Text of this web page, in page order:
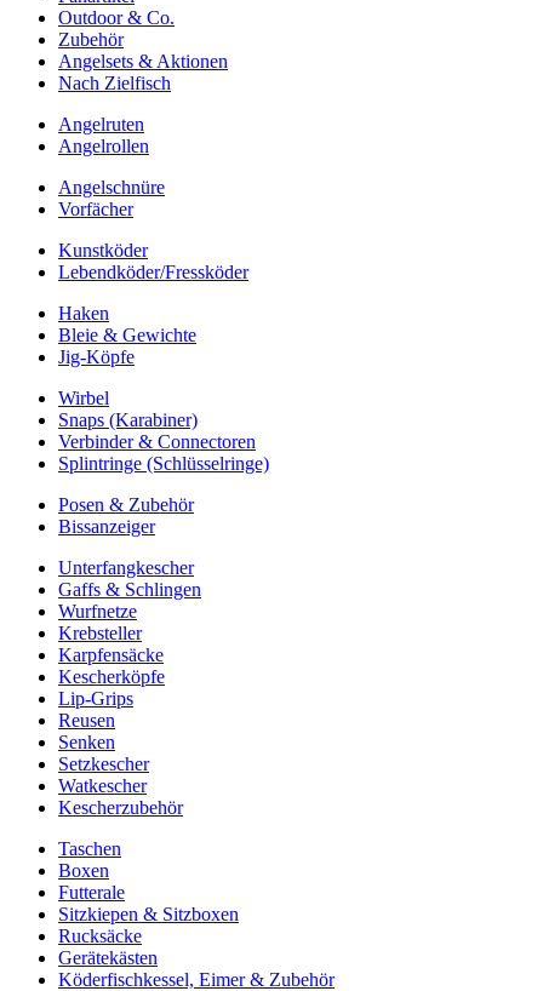
Outdoor & Co.
Zubehör
Angelsets & Aktionen
Nach Zielfisch
Angelruten
Angelrollen
Angelschnüre
Vorfächer
Kunstköder
Lebendköder/Fressköder
Haken
Bleie & Gewichte
Jig-Köpfe
Wirbel
Snaps (Karabiner)
Verbinder & Connectoren
Splintringe (Schlüsselringe)
Posen & Zubehör
Bissanzeiger
Unterfangkescher
Gaffs & Schlingen
Wurfnetze
Krebsteller
Karpfensäcke
Kescherköpfe
Lip-Grips
Reusen
Senken
Setzkescher
Watkescher
Kescherzubehör
Taschen
Boxen
Futterale
Sitzkiepen & Sitzboxen
Rucksäcke
Gerätekästen
Köderfischkessel, Eimer & Zubehör